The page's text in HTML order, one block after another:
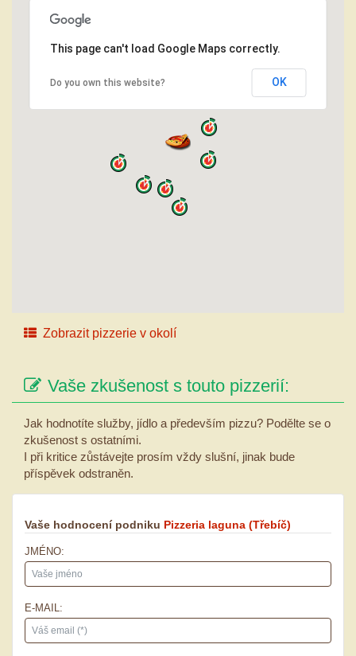
This page can't load Google Maps correctly.
Do you own this website? OK
Zobrazit pizzerie v okolí
Vaše zkušenost s touto pizzerií:
Jak hodnotíte služby, jídlo a především pizzu? Podělte se o
zkušenost s ostatními.
I při kritice zůstávejte prosím vždy slušní, jinak bude
příspěvek odstraněn.
Vaše hodnocení podniku Pizzeria laguna (Třebíč)
JMÉNO:
E-MAIL: